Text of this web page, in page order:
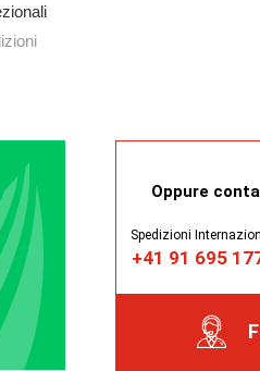
Oppure
Spedizioni
+41 91 695